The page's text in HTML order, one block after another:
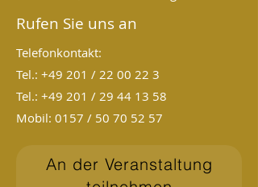
Rufen Sie uns an
Telefonkontakt:
Tel.: +49 201 / 22 00 22 3
Tel.: +49 201 / 29 44 13 58
Mobil: 0157 / 50 70 52 57
An der Veranstaltung